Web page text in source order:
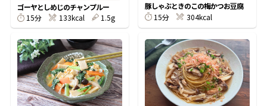
楽チン屋® ストレートつゆ
だし巻き卵特集
かつおだしが決め手！簡単茶碗蒸し
ゴーヤとしめじのチャンプルー
15分
133kcal 1.5g
豚しゃぶときのこの梅かつお豆腐
15分
304kcal